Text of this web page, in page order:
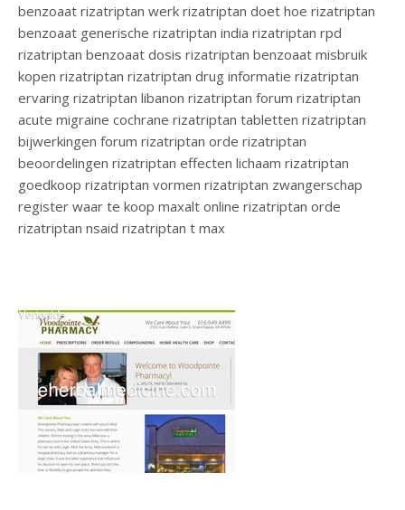
benzoaat rizatriptan werk rizatriptan doet hoe rizatriptan
benzoaat generische rizatriptan india rizatriptan rpd
rizatriptan benzoaat dosis rizatriptan benzoaat misbruik
kopen rizatriptan rizatriptan drug informatie rizatriptan
ervaring rizatriptan libanon rizatriptan forum rizatriptan
acute migraine cochrane rizatriptan tabletten rizatriptan
bijwerkingen forum rizatriptan orde rizatriptan
beoordelingen rizatriptan effecten lichaam rizatriptan
goedkoop rizatriptan vormen rizatriptan zwangerschap
register waar te koop maxalt online rizatriptan orde
rizatriptan nsaid rizatriptan t max